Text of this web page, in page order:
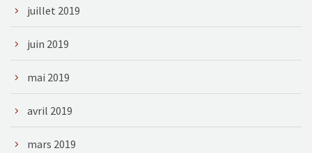
juillet 2019
juin 2019
mai 2019
avril 2019
mars 2019